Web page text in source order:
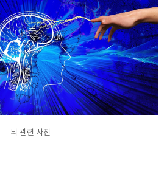
뇌 관련 사진